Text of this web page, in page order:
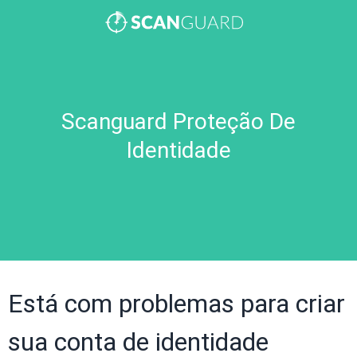
Scanguard Proteção De
Identidade
Está com problemas para criar
sua conta de identidade